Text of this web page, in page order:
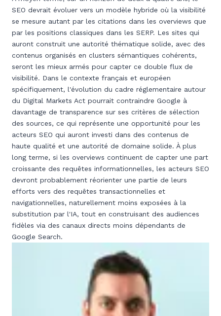
SEO devrait évoluer vers un modèle hybride où la visibilité
se mesure autant par les citations dans les overviews que
par les positions classiques dans les SERP. Les sites qui
auront construit une autorité thématique solide, avec des
contenus organisés en clusters sémantiques cohérents,
seront les mieux armés pour capter ce double flux de
visibilité. Dans le contexte français et européen
spécifiquement, l'évolution du cadre réglementaire autour
du Digital Markets Act pourrait contraindre Google à
davantage de transparence sur ses critères de sélection
des sources, ce qui représente une opportunité pour les
acteurs SEO qui auront investi dans des contenus de
haute qualité et une autorité de domaine solide. À plus
long terme, si les overviews continuent de capter une part
croissante des requêtes informationnelles, les acteurs SEO
devront probablement réorienter une partie de leurs
efforts vers des requêtes transactionnelles et
navigationnelles, naturellement moins exposées à la
substitution par l'IA, tout en construisant des audiences
fidèles via des canaux directs moins dépendants de
Google Search.